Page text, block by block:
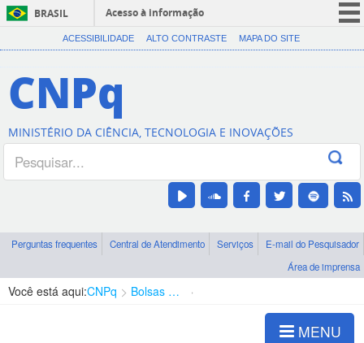
BRASIL
Acesso à informação
CORONAVÍRUS (COVID-19)
Canais
ACESSIBILIDADE ALTO CONTRASTE MAPA DO SITE
CNPq
MINISTÉRIO DA CIÊNCIA, TECNOLOGIA E INOVAÇÕES
Perguntas frequentes Central de Atendimento Serviços
E-mail do Pesquisador
Área de imprensa
Você está aqui:CNPq Bolsas e Auxílios Vigentes
MENU